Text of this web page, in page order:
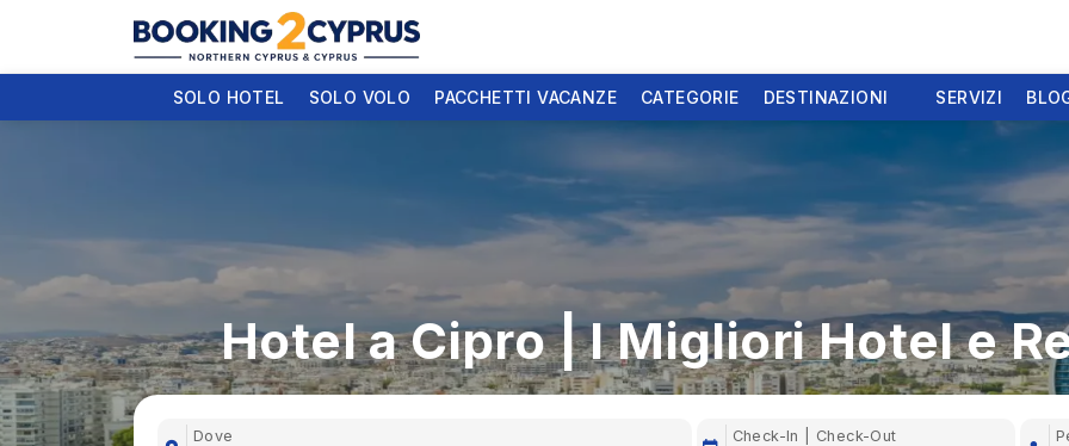
SOLO HOTEL SOLO VOLO PACCHETTI VACANZE CATEGORIE DESTINAZIONI SERVIZI
Hotel a Cipro | I Migliori Hotel e
Dove Check-In | Check-Out